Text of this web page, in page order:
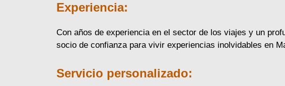
Experiencia:
Con años de experiencia en el sector de los viajes y un
socio de confianza para vivir experiencias inolvidables en
Servicio personalizado: